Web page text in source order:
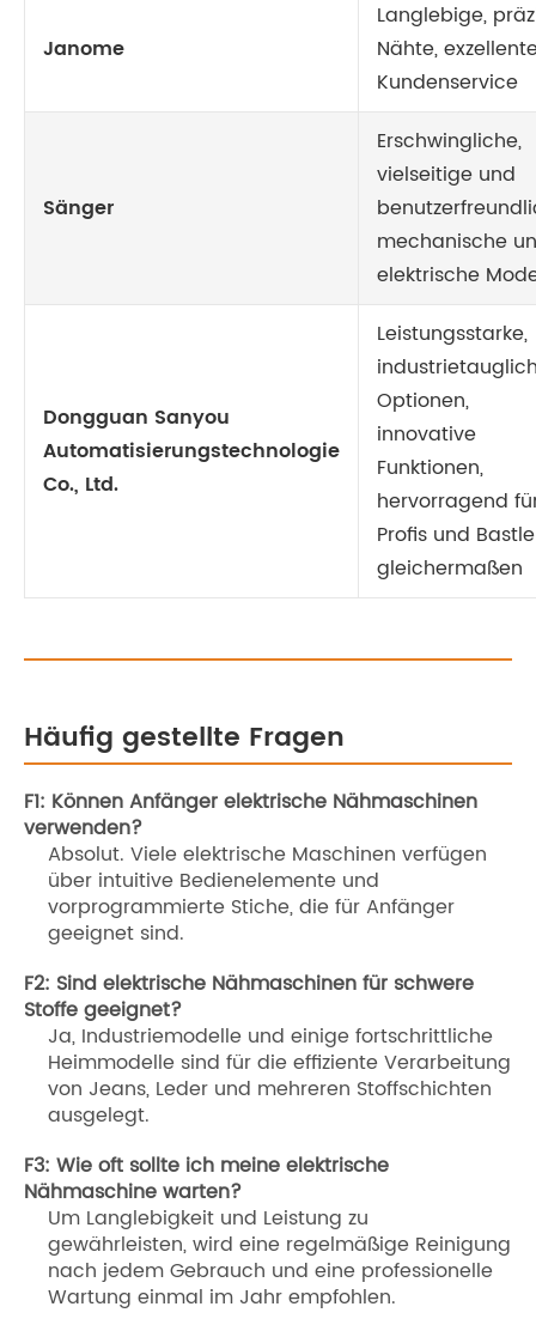
Janome
Langlebige,
Nähte,
Kundenservice
Sänger
Erschwingliche,
vielseitige und
mechanische
elektrische
Dongguan Sanyou
Automatisierungstechnologie
Co., Ltd.
Leistungsstarke,
Optionen,
innovative
Funktionen,
hervorragend
Profis und
gleichermaßen
Häufig gestellte Fragen
F1: Können Anfänger elektrische Nähmaschinen
verwenden?
Absolut. Viele elektrische Maschinen verfügen
über intuitive Bedienelemente und
vorprogrammierte Stiche, die für Anfänger
geeignet sind.
F2: Sind elektrische Nähmaschinen für schwere
Stoffe geeignet?
Ja, Industriemodelle und einige fortschrittliche
Heimmodelle sind für die effiziente Verarbeitung
von Jeans, Leder und mehreren Stoffschichten
ausgelegt.
F3: Wie oft sollte ich meine elektrische
Nähmaschine warten?
Um Langlebigkeit und Leistung zu
gewährleisten, wird eine regelmäßige Reinigung
nach jedem Gebrauch und eine professionelle
Wartung einmal im Jahr empfohlen.